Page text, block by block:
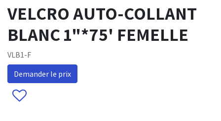
VELCRO AUTO-COLLANT
BLANC 1"*75' FEMELLE
VLB1-F
Demander le prix